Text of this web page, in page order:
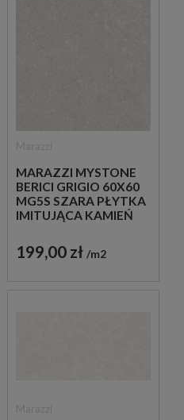
MARAZZI MYSTONE
BERICI GRIGIO 60X60
MG5S SZARA PŁYTKA
IMITUJĄCA KAMIEŃ
199,00 zł m2